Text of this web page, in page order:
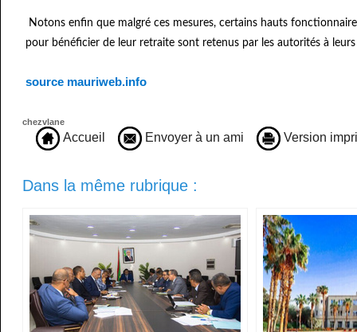
Notons enfin que malgré ces mesures, certains hauts
pour bénéficier de leur retraite sont retenus par les autorités à
source mauriweb.info
chezvlane
Accueil Envoyer à un ami Version
Dans la même rubrique :